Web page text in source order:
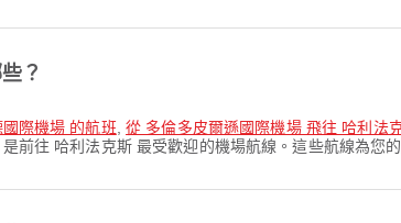
？
國際機場 的航班 ,從 多倫多皮爾遜國際機場 飛往 哈利法
是前往 哈利法克斯 最受歡迎的機場航線。這些航線為您